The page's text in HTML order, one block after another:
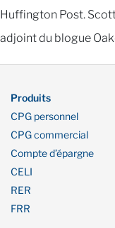
Huffington Post.
adjoint du blogue
Produits
CPG personnel
CPG commercial
Compte d’épargne
CELI
RER
FRR